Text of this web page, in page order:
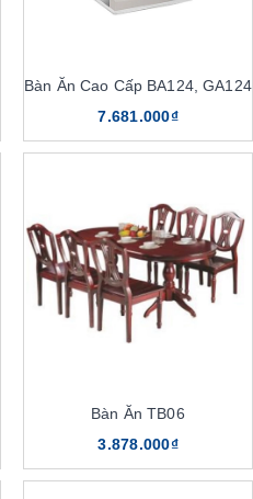
Bàn Ăn Cao Cấp BA124, GA124
7.681.000₫
Bàn Ăn TB06
3.878.000₫